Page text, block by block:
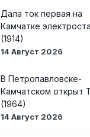
Дала ток первая на
Камчатке
(1914)
14 Август 2026
В Петропавловске-
Камчатском открыт
(1964)
14 Август 2026